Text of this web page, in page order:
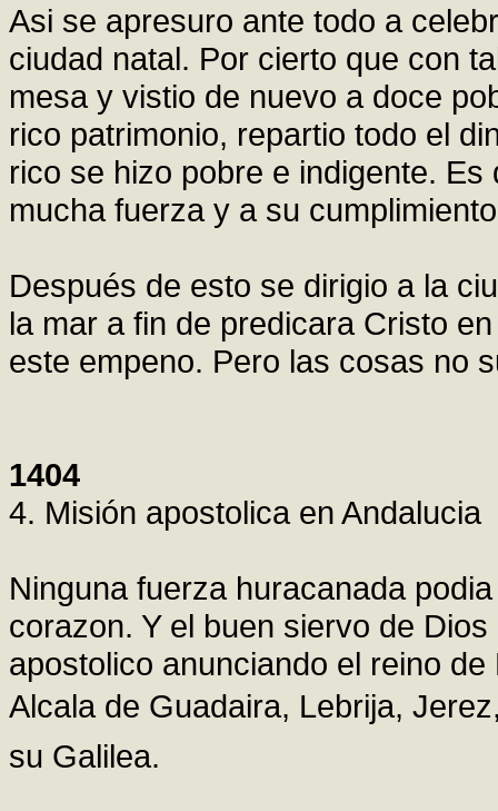
Asi se apresuro ante todo a
ciudad natal. Por cierto que con
mesa y vistio de nuevo a doce
rico patrimonio, repartio todo el
rico se hizo pobre e indigente.
mucha fuerza y a su
Después de esto se dirigio a la
la mar a fin de predicara Cristo
este empeno. Pero las cosas no
1404
4. Misión apostolica en Andalucia
Ninguna fuerza huracanada
corazon. Y el buen siervo de
apostolico anunciando el reino
Alcala de Guadaira, Lebrija,
su Galilea.